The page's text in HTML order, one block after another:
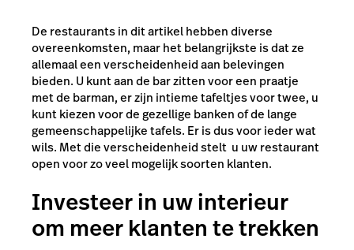
De restaurants in dit artikel hebben diverse
overeenkomsten, maar het belangrijkste is dat ze
allemaal een verscheidenheid aan belevingen
bieden. U kunt aan de bar zitten voor een praatje
met de barman, er zijn intieme tafeltjes voor twee, u
kunt kiezen voor de gezellige banken of de lange
gemeenschappelijke tafels. Er is dus voor ieder wat
wils. Met die verscheidenheid stelt u uw restaurant
open voor zo veel mogelijk soorten klanten.
Investeer in uw interieur
om meer klanten te trekken